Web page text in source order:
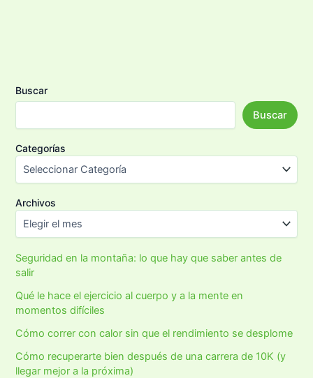
Buscar
Buscar
Categorías
Archivos
Seguridad en la montaña: lo que hay que saber antes de
salir
Qué le hace el ejercicio al cuerpo y a la mente en
momentos difíciles
Cómo correr con calor sin que el rendimiento se desplome
Cómo recuperarte bien después de una carrera de 10K (y
llegar mejor a la próxima)